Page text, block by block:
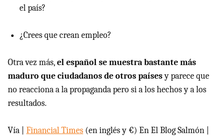
el país?
¿Crees que crean empleo?
Otra vez más,el español se muestra bastante más
maduro que ciudadanos de otros paísesy parece que
no reacciona a la propaganda pero si a los hechos y a los
resultados.
Vía | Financial Times (en inglés y €) En El Blog Salmón |